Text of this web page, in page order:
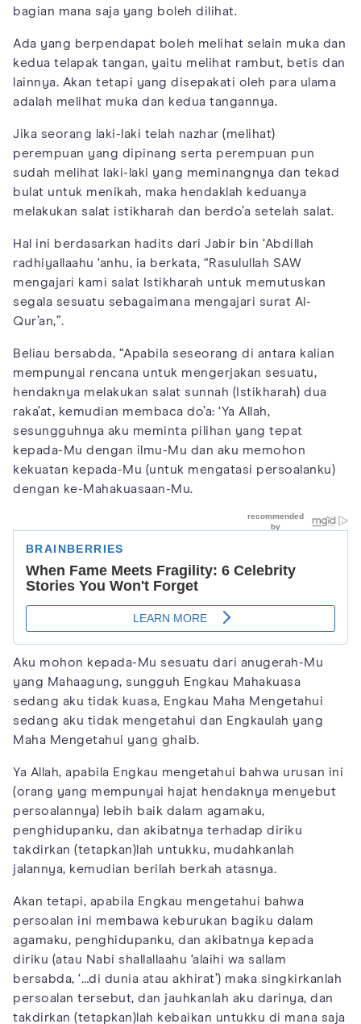
bagian mana saja yang boleh dilihat.
Ada yang berpendapat boleh melihat selain muka dan
kedua telapak tangan, yaitu melihat rambut, betis dan
lainnya. Akan tetapi yang disepakati oleh para ulama
adalah melihat muka dan kedua tangannya.
Jika seorang laki-laki telah nazhar (melihat)
perempuan yang dipinang serta perempuan pun
sudah melihat laki-laki yang meminangnya dan tekad
bulat untuk menikah, maka hendaklah keduanya
melakukan salat istikharah dan berdo’a setelah salat.
Hal ini berdasarkan hadits dari Jabir bin ‘Abdillah
radhiyallaahu ‘anhu, ia berkata, “Rasulullah SAW
mengajari kami salat Istikharah untuk memutuskan
segala sesuatu sebagaimana mengajari surat Al-
Qur’an,”.
Beliau bersabda, “Apabila seseorang di antara kalian
mempunyai rencana untuk mengerjakan sesuatu,
hendaknya melakukan salat sunnah (Istikharah) dua
raka’at, kemudian membaca do’a: ‘Ya Allah,
sesungguhnya aku meminta pilihan yang tepat
kepada-Mu dengan ilmu-Mu dan aku memohon
kekuatan kepada-Mu (untuk mengatasi persoalanku)
dengan ke-Mahakuasaan-Mu.
Aku mohon kepada-Mu sesuatu dari anugerah-Mu
yang Mahaagung, sungguh Engkau Mahakuasa
sedang aku tidak kuasa, Engkau Maha Mengetahui
sedang aku tidak mengetahui dan Engkaulah yang
Maha Mengetahui yang ghaib.
Ya Allah, apabila Engkau mengetahui bahwa urusan ini
(orang yang mempunyai hajat hendaknya menyebut
persoalannya) lebih baik dalam agamaku,
penghidupanku, dan akibatnya terhadap diriku
takdirkan (tetapkan)lah untukku, mudahkanlah
jalannya, kemudian berilah berkah atasnya.
Akan tetapi, apabila Engkau mengetahui bahwa
persoalan ini membawa keburukan bagiku dalam
agamaku, penghidupanku, dan akibatnya kepada
diriku (atau Nabi shallallaahu ‘alaihi wa sallam
bersabda, ‘…di dunia atau akhirat’) maka singkirkanlah
persoalan tersebut, dan jauhkanlah aku darinya, dan
takdirkan (tetapkan)lah kebaikan untukku di mana saja